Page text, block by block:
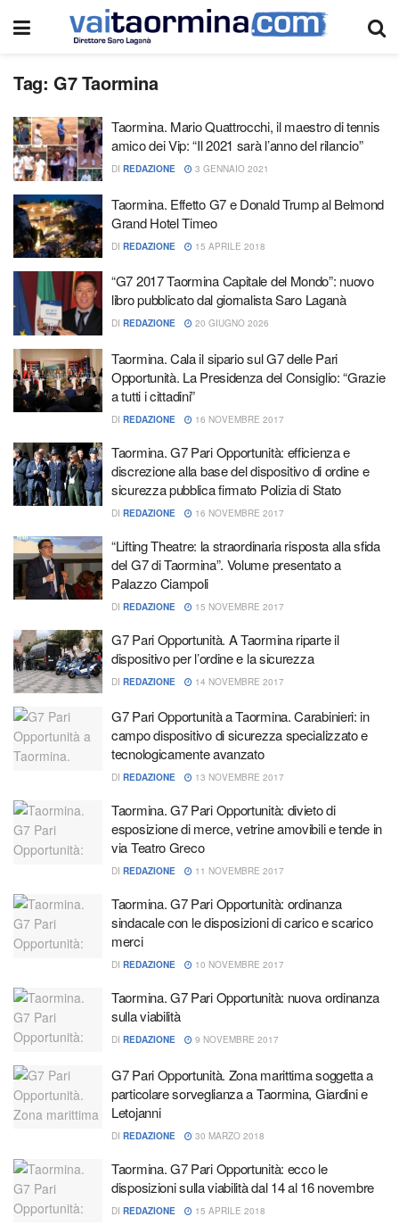
Tag: G7 Taormina
Taormina. Mario Quattrocchi, il maestro di tennis
amico dei Vip: “Il 2021 sarà l’anno del rilancio”
DI REDAZIONE 3 GENNAIO 2021
Taormina. Effetto G7 e Donald Trump al Belmond
Grand Hotel Timeo
DI REDAZIONE 15 APRILE 2018
“G7 2017 Taormina Capitale del Mondo”: nuovo
libro pubblicato dal giornalista Saro Laganà
DI REDAZIONE 20 GIUGNO 2026
Taormina. Cala il sipario sul G7 delle Pari
Opportunità. La Presidenza del Consiglio: “Grazie
a tutti i cittadini”
DI REDAZIONE 16 NOVEMBRE 2017
Taormina. G7 Pari Opportunità: efficienza e
discrezione alla base del dispositivo di ordine e
sicurezza pubblica firmato Polizia di Stato
DI REDAZIONE 16 NOVEMBRE 2017
“Lifting Theatre: la straordinaria risposta alla sfida
del G7 di Taormina”. Volume presentato a
Palazzo Ciampoli
DI REDAZIONE 15 NOVEMBRE 2017
G7 Pari Opportunità. A Taormina riparte il
dispositivo per l’ordine e la sicurezza
DI REDAZIONE 14 NOVEMBRE 2017
G7 Pari Opportunità a Taormina. Carabinieri: in
campo dispositivo di sicurezza specializzato e
tecnologicamente avanzato
DI REDAZIONE 13 NOVEMBRE 2017
Taormina. G7 Pari Opportunità: divieto di
esposizione di merce, vetrine amovibili e tende in
via Teatro Greco
DI REDAZIONE 11 NOVEMBRE 2017
Taormina. G7 Pari Opportunità: ordinanza
sindacale con le disposizioni di carico e scarico
merci
DI REDAZIONE 10 NOVEMBRE 2017
Taormina. G7 Pari Opportunità: nuova ordinanza
sulla viabilità
DI REDAZIONE 9 NOVEMBRE 2017
G7 Pari Opportunità. Zona marittima soggetta a
particolare sorveglianza a Taormina, Giardini e
Letojanni
DI REDAZIONE 30 MARZO 2018
Taormina. G7 Pari Opportunità: ecco le
disposizioni sulla viabilità dal 14 al 16 novembre
DI REDAZIONE 15 APRILE 2018